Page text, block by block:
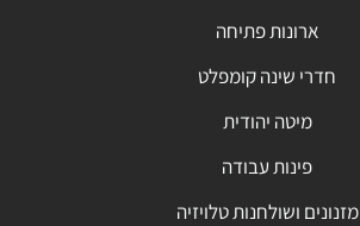
ארונות פתיחה
חדרי שינה קומפלט
מיטה יהודית
פינות עבודה
מזנונים ושולחנות טלויזיה